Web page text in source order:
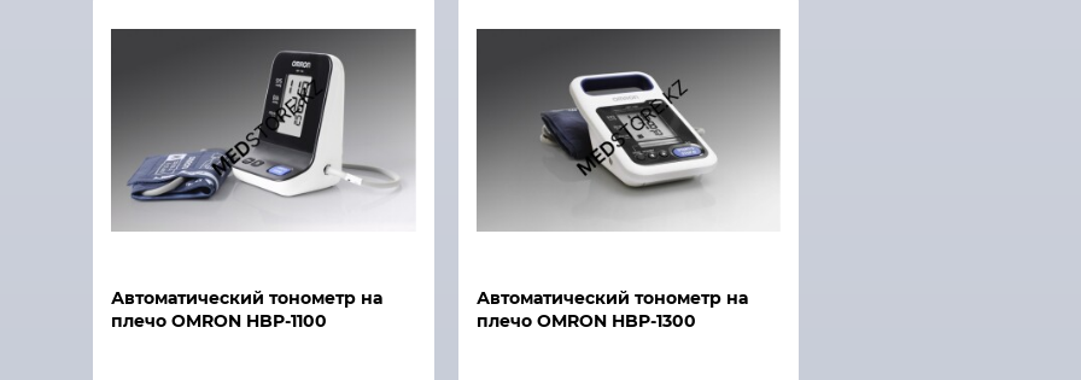
Автоматический тонометр на
плечо OMRON HBP-1100
Автоматический тонометр на
плечо OMRON HBP-1300